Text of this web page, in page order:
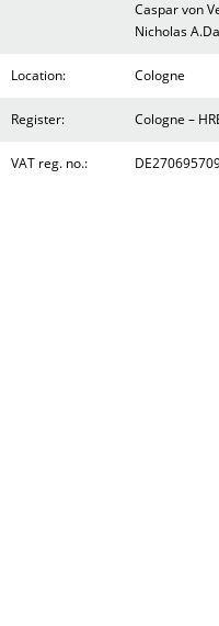
Caspar von
Nicholas
Location: Cologne
Register: Cologne –
VAT reg. no.: